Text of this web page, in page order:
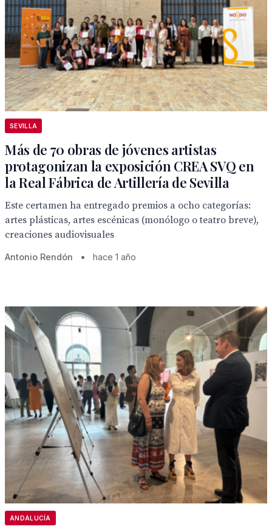
SEVILLA
Más de 70 obras de jóvenes artistas
protagonizan la exposición CREA SVQ en
la Real Fábrica de Artillería de Sevilla
Este certamen ha entregado premios a ocho categorías:
artes plásticas, artes escénicas (monólogo o teatro breve),
creaciones audiovisuales
Antonio Rendón • hace 1 año
ANDALUCÍA